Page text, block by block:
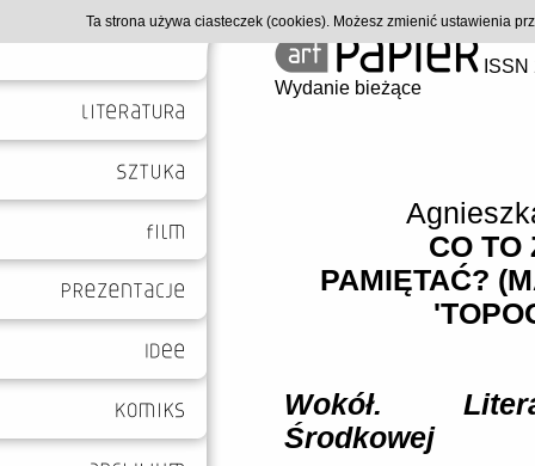
Wydanie bieżące
CO TO
PAMIĘTAĆ?
Wokół.
Środkowej
Ta strona używa ciasteczek (cookies). Możesz zmienić ustawienia